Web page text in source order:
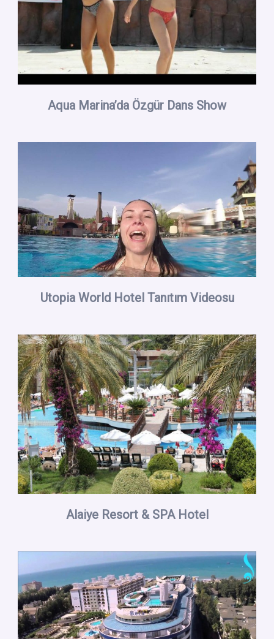
Aqua Marina’da Özgür Dans Show
Utopia World Hotel Tanıtım Videosu
Alaiye Resort & SPA Hotel